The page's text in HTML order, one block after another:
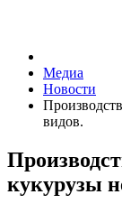
Медиа
Новости
видов.
кукурузы